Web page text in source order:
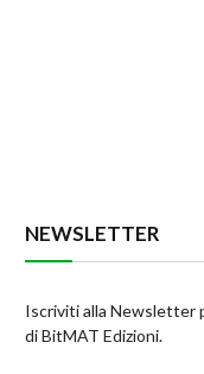
NEWSLETTER
Iscriviti alla Newsletter
di BitMAT Edizioni.